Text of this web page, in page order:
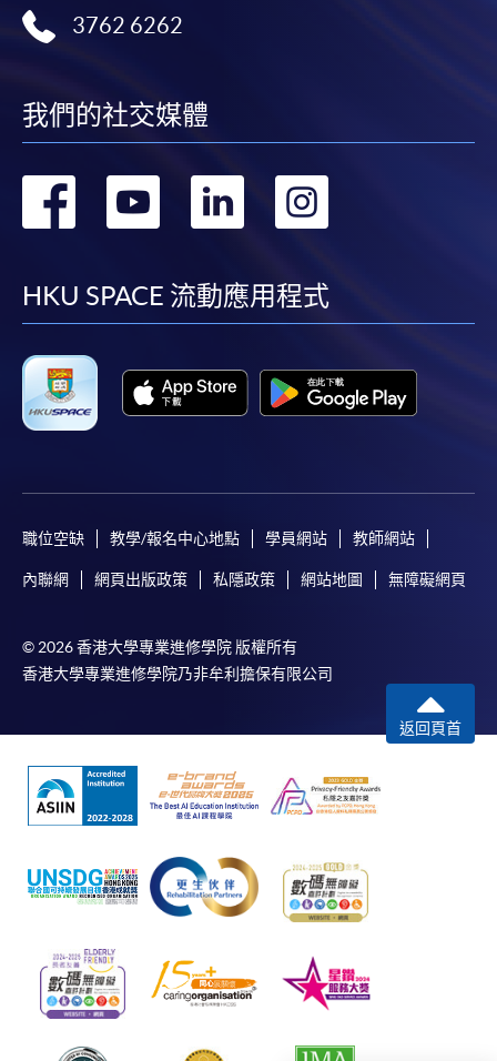
本學院為學院開設的其中一些課程提供在線服務的平台。雖然
本學院會力求在有關網頁上刊載的資訊正確和合時，但本學院
卻不能為這些資訊作出任何明確或隱含的保證。本學院尤其不
會保證下列各項：資訊並無侵犯版權，資訊可安全使用、資訊
準確、資訊適合任何目的、資訊不含電腦病毒等。
本學院（包括其僱員及附屬機構）對你在網上付款而由下列原
款卡、智能卡或其他付款的設施時出現任何信息或資訊傳送的
失誤、延誤、中斷、中止、或限制（2）從付款的網關傳送而
來的任何信息或資訊中出現的疏忽、錯誤、誤差或遺漏；
切以英文版本為準。
1. 現金、「易辦事」（EPS）、微信支付
(WeChat Pay) 或支付寶(Alipay)
申請人可親臨學院任何一所報名中心，以現金、「易
辦事」、微信支付（WeChat Pay）或支付寶
2. 支票或銀行本票
學專業進修學院」。支票背面請寫上課程名稱及申請
人姓名。 閣下可：
3762 6262
我們的社交媒體
轉
facebook
轉
youtube
轉
linkedin
轉
HKU SPACE 流動應用程式
職位空缺 教學/報名中心地點 學員網站 教師網站
內聯網 網頁出版政策 私隱政策 網站地圖 無障礙網頁
© 2026 香港大學專業進修學院 版權所有
香港大學專業進修學院乃非牟利擔保有限公司
返回頁首